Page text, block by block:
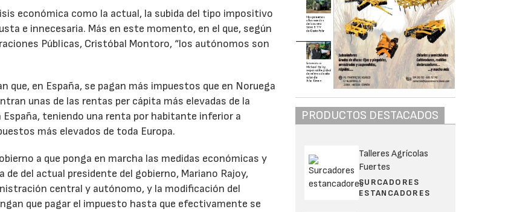
económica como la actual, la subida del tipo impositivo
e innecesaria. Más en este momento, en el que, según
Públicas, Cristóbal Montoro, “los autónomos son
que, en España, se pagan más impuestos que en Noruega
unas de las rentas per cápita más elevadas de la
España, teniendo una renta por habitante inferior a
más elevados de toda Europa.
a que ponga en marcha las medidas económicas y
del actual presidente del gobierno, Mariano Rajoy,
central y autónomo, y la modificación del
que pagar el impuesto hasta que efectivamente se
PRODUCTOS DESTACADOS
Talleres Agrícolas
Fuertes
SURCADORES
ESTANCADORES